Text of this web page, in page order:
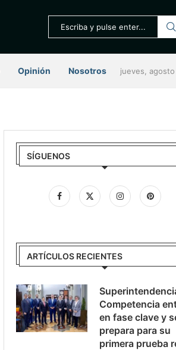
Opinión Nosotros jueves,
SÍGUENOS
ARTÍCULOS RECIENTES
Competencia
en fase clave y
prepara para su
primera prueba